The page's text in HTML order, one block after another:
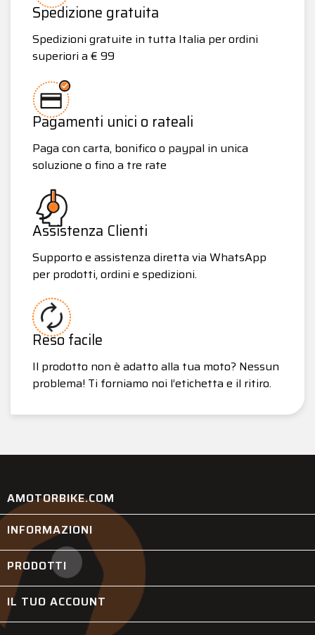
Spedizione gratuita
Spedizioni gratuite in tutta Italia per ordini
superiori a € 99
Pagamenti unici o rateali
Paga con carta, bonifico o paypal in unica
soluzione o fino a tre rate
Assistenza Clienti
Supporto e assistenza diretta via WhatsApp
per prodotti, ordini e spedizioni.
Reso facile
Il prodotto non è adatto alla tua moto? Nessun
problema! Ti forniamo noi l’etichetta e il ritiro.
AMOTORBIKE.COM
INFORMAZIONI
PRODOTTI
IL TUO ACCOUNT